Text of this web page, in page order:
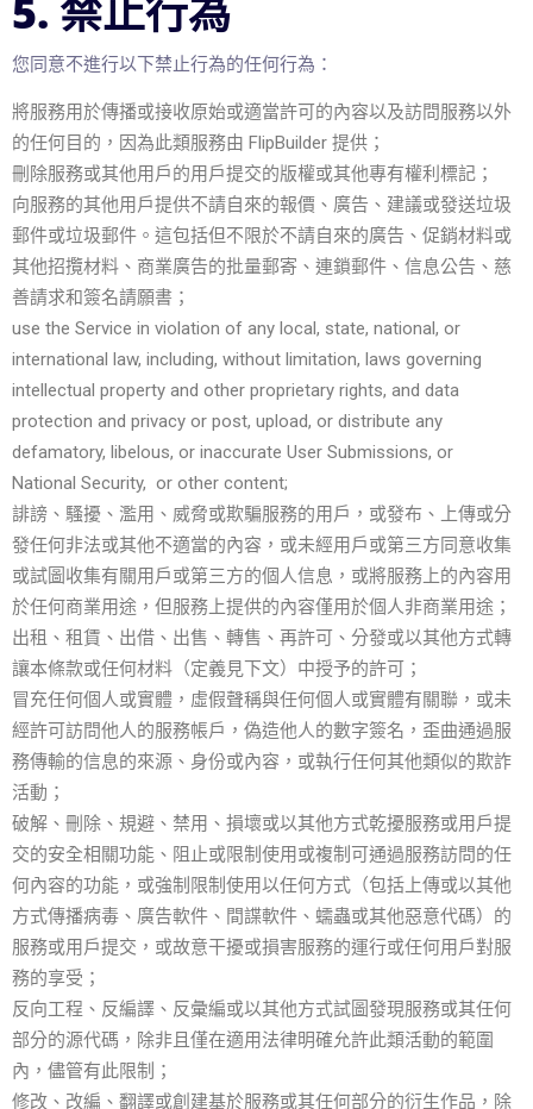
5. 禁止行為
您同意不進行以下禁止行為的任何行為：
將服務用於傳播或接收原始或適當許可的內容以及訪問服務以外
的任何目的，因為此類服務由 FlipBuilder 提供；
刪除服務或其他用戶的用戶提交的版權或其他專有權利標記；
向服務的其他用戶提供不請自來的報價、廣告、建議或發送垃圾
郵件或垃圾郵件。這包括但不限於不請自來的廣告、促銷材料或
其他招攬材料、商業廣告的批量郵寄、連鎖郵件、信息公告、慈
善請求和簽名請願書；
use the Service in violation of any local, state, national, or
international law, including, without limitation, laws governing
intellectual property and other proprietary rights, and data
protection and privacy or post, upload, or distribute any
defamatory, libelous, or inaccurate User Submissions, or
National Security, or other content;
誹謗、騷擾、濫用、威脅或欺騙服務的用戶，或發布、上傳或分
發任何非法或其他不適當的內容，或未經用戶或第三方同意收集
或試圖收集有關用戶或第三方的個人信息，或將服務上的內容用
於任何商業用途，但服務上提供的內容僅用於個人非商業用途；
出租、租賃、出借、出售、轉售、再許可、分發或以其他方式轉
讓本條款或任何材料（定義見下文）中授予的許可；
冒充任何個人或實體，虛假聲稱與任何個人或實體有關聯，或未
經許可訪問他人的服務帳戶，偽造他人的數字簽名，歪曲通過服
務傳輸的信息的來源、身份或內容，或執行任何其他類似的欺詐
活動；
破解、刪除、規避、禁用、損壞或以其他方式乾擾服務或用戶提
交的安全相關功能、阻止或限制使用或複制可通過服務訪問的任
何內容的功能，或強制限制使用以任何方式（包括上傳或以其他
方式傳播病毒、廣告軟件、間諜軟件、蠕蟲或其他惡意代碼）的
服務或用戶提交，或故意干擾或損害服務的運行或任何用戶對服
務的享受；
反向工程、反編譯、反彙編或以其他方式試圖發現服務或其任何
部分的源代碼，除非且僅在適用法律明確允許此類活動的範圍
內，儘管有此限制；
修改、改編、翻譯或創建基於服務或其任何部分的衍生作品，除